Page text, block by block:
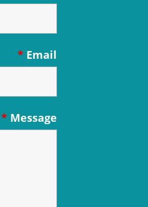
Email
*
Message
*